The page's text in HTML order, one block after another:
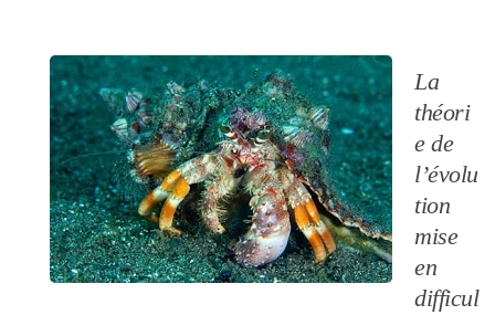
La
théori
e de
l’évolu
tion
mise
en
difficul